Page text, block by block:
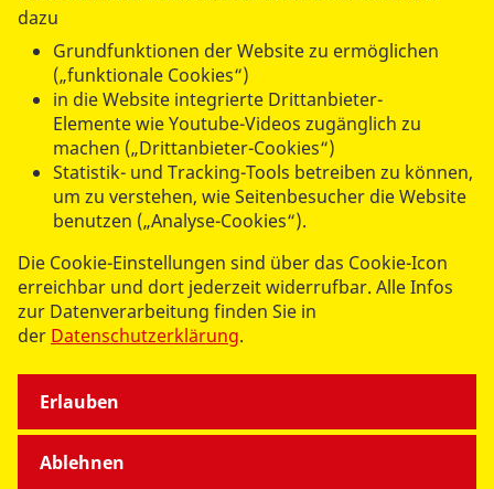
uns per E-Mail zu erhalten.
UNSERE ANGEBOTE
SPENDEN & STIFTEN
ÜBER UNS
© 2026 ASB Deutschland e.V.
dazu
Grundfunktionen der Website zu ermöglichen
(„funktionale Cookies“)
in die Website integrierte Drittanbieter-
Elemente wie Youtube-Videos zugänglich zu
machen („Drittanbieter-Cookies“)
Statistik- und Tracking-Tools betreiben zu können,
um zu verstehen, wie Seitenbesucher die Website
benutzen („Analyse-Cookies“).
Die Cookie-Einstellungen sind über das Cookie-Icon
erreichbar und dort jederzeit widerrufbar. Alle Infos
zur Datenverarbeitung finden Sie in
der Datenschutzerklärung.
Ablehnen
Erlauben